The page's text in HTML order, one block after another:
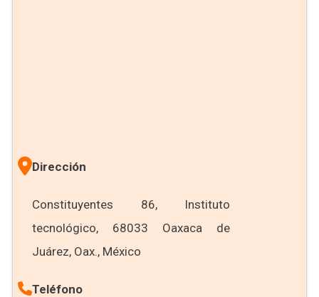
Dirección
Constituyentes 86, Instituto
tecnológico, 68033 Oaxaca de
Juárez, Oax., México
Teléfono